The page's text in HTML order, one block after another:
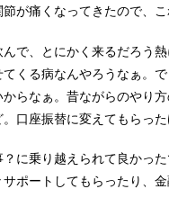
が痛くなってきたので、
で、とにかく来るだろう
くる病なんやろうなぁ。
らなぁ。昔ながらのやり
口座振替に変えてもらっ
に乗り越えられて良かっ
ポートしてもらったり、